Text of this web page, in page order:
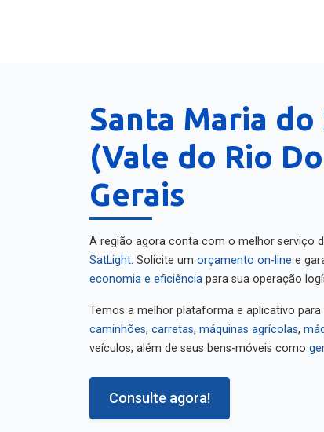
Santa Maria do
(Vale do Rio
Gerais
A região agora conta com o melhor serviço
SatLight . Solicite um orçamento on-line e
economia e eficiência para sua operação
Temos a melhor plataforma e aplicativo
caminhões carretas máquinas agrícolas
veículos, além de seus bens-móveis como
Consulte agora!